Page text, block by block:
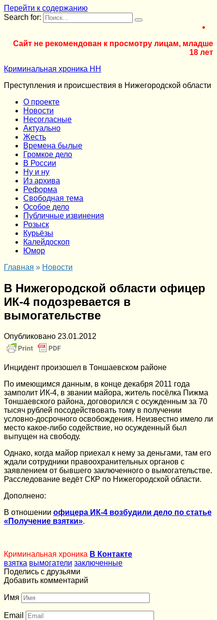
Перейти к содержанию
Search for:
Сайт не рекомендован к просмотру лицам, младше
18 лет
Криминальная хроника НН
Преступления и происшествия в Нижегородской области
О проекте
Новости
Несогласные
Актуально
Жесть
Времена былые
Громкое дело
В России
Ну и ну
Из архива
Реформа
Cвободная тема
Особое дело
Публичные извинения
Розыск
Курьёзы
Калейдоскоп
Юмор
Главная » Новости
В Нижегородской области офицер
ИК-4 подозревается в
вымогательстве
Опубликовано 23.01.2012
Инцидент произошел в Тоншаевском районе
По имеющимся данным, в конце декабря 2011 года
замполит ИК-4, в звании майора, житель посёлка Пижма
Тоншаевского района, договорился с осужденным за 70
тысяч рублей посодействовать тому в получении
условно-досрочного освобождения. Неизвестно имело ли
место какое-либо содействие, но осужденный был
выпущен на свободу.
Однако, когда майор приехал к нему за деньгами, там его
ждали сотрудники правоохранительных органов с
заявлением от бывшего заключенного о вымогательстве.
Расследование ведёт СКР по Нижегородской области.
Дополнено:
В отношении офицера ИК-4 возбудили дело по статье
«Получение взятки».
Криминальная хроника В Контакте
взятка вымогатели заключенные
Поделись с друзьями
Добавить комментарий
Имя
Email